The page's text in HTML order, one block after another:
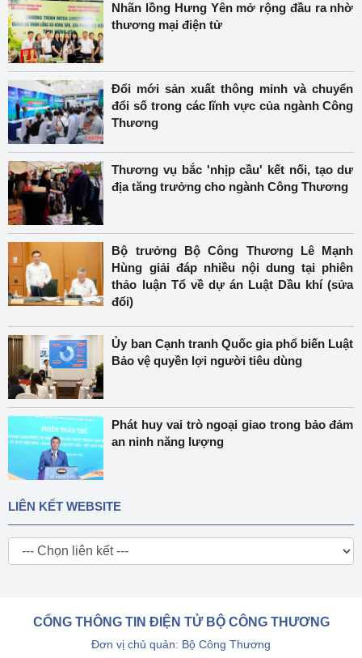
Nhãn lồng Hưng Yên mở rộng đầu ra nhờ
thương mại điện tử
Đổi mới sản xuất thông minh và chuyển
đổi số trong các lĩnh vực của ngành Công
Thương
Thương vụ bắc 'nhịp cầu' kết nối, tạo dư
địa tăng trưởng cho ngành Công Thương
Bộ trưởng Bộ Công Thương Lê Mạnh
Hùng giải đáp nhiều nội dung tại phiên
thảo luận Tổ về dự án Luật Dầu khí (sửa
đổi)
Ủy ban Cạnh tranh Quốc gia phổ biến Luật
Bảo vệ quyền lợi người tiêu dùng
Phát huy vai trò ngoại giao trong bảo đảm
an ninh năng lượng
LIÊN KẾT WEBSITE
CỔNG THÔNG TIN ĐIỆN TỬ BỘ CÔNG THƯƠNG
Đơn vị chủ quản: Bộ Công Thương